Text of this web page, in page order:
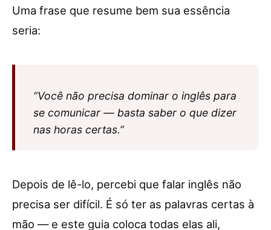
Uma frase que resume bem sua essência
seria:
“Você não precisa dominar o inglês para
se comunicar — basta saber o que dizer
nas horas certas.”
Depois de lê-lo, percebi que falar inglês não
precisa ser difícil. É só ter as palavras certas à
mão — e este guia coloca todas elas ali,